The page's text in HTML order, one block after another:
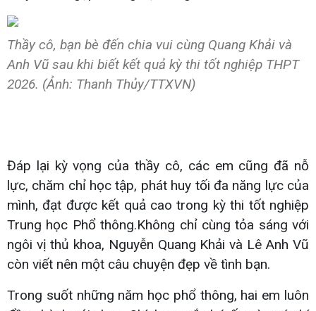
Thầy cô, bạn bè đến chia vui cùng Quang Khải và
Anh Vũ sau khi biết kết quả kỳ thi tốt nghiệp THPT
2026. (Ảnh: Thanh Thủy/TTXVN)
Đáp lại kỳ vọng của thầy cô, các em cũng đã nỗ
lực, chăm chỉ học tập, phát huy tối đa năng lực của
mình, đạt được kết quả cao trong kỳ thi tốt nghiệp
Trung học Phổ thông.Không chỉ cùng tỏa sáng với
ngôi vị thủ khoa, Nguyễn Quang Khải và Lê Anh Vũ
còn viết nên một câu chuyện đẹp về tình bạn.
Trong suốt những năm học phổ thông, hai em luôn